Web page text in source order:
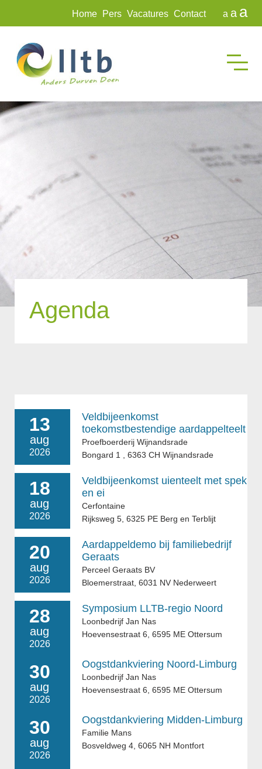
Home Pers Vacatures Contact a a a
Agenda
13
aug
2026
Veldbijeenkomst
toekomstbestendige aardappelteelt
Proefboerderij Wijnandsrade
Bongard 1 , 6363 CH Wijnandsrade
18
aug
2026
Veldbijeenkomst uienteelt met spek
en ei
Cerfontaine
Rijksweg 5, 6325 PE Berg en Terblijt
20
aug
2026
Aardappeldemo bij familiebedrijf
Geraats
Perceel Geraats BV
Bloemerstraat, 6031 NV Nederweert
28
aug
2026
Symposium LLTB-regio Noord
Loonbedrijf Jan Nas
Hoevensestraat 6, 6595 ME Ottersum
30
aug
2026
Oogstdankviering Noord-Limburg
Loonbedrijf Jan Nas
Hoevensestraat 6, 6595 ME Ottersum
30
aug
2026
Oogstdankviering Midden-Limburg
Familie Mans
Bosveldweg 4, 6065 NH Montfort